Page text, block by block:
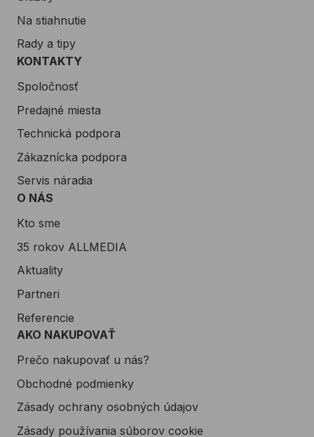
Na stiahnutie
Rady a tipy
KONTAKTY
Spoločnosť
Predajné miesta
Technická podpora
Zákaznícka podpora
Servis náradia
O NÁS
Kto sme
35 rokov ALLMEDIA
Aktuality
Partneri
Referencie
AKO NAKUPOVAŤ
Prečo nakupovať u nás?
Obchodné podmienky
Zásady ochrany osobných údajov
Zásady používania súborov cookie